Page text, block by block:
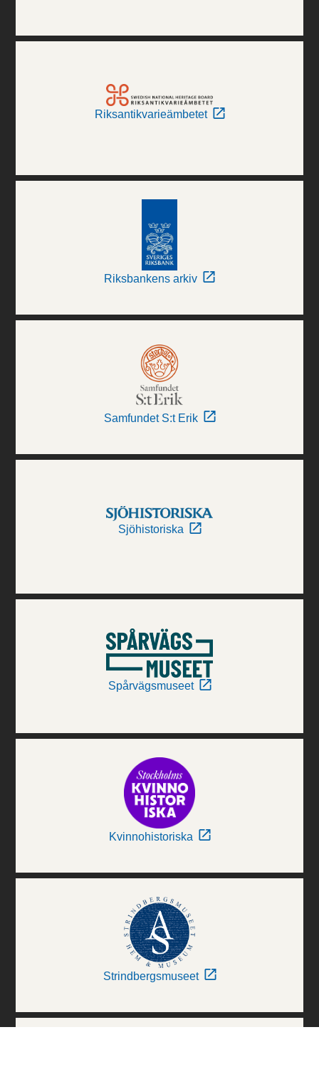
Riksantikvarieämbetet
Riksbankens arkiv
Samfundet S:t Erik
Sjöhistoriska
Spårvägsmuseet
Kvinnohistoriska
Strindbergsmuseet